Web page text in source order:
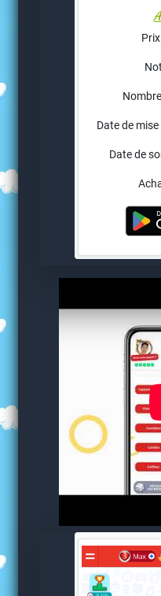
Date de
Date de